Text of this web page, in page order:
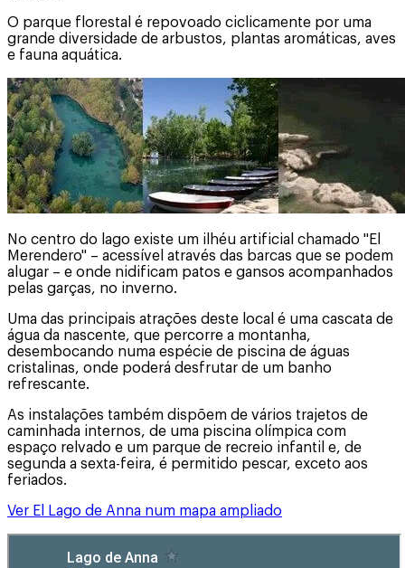
O parque florestal é repovoado ciclicamente por uma
grande diversidade de arbustos, plantas aromáticas, aves
e fauna aquática.
No centro do lago existe um ilhéu artificial chamado "El
Merendero" – acessível através das barcas que se podem
alugar – e onde nidificam patos e gansos acompanhados
pelas garças, no inverno.
Uma das principais atrações deste local é uma cascata de
água da nascente, que percorre a montanha,
desembocando numa espécie de piscina de águas
cristalinas, onde poderá desfrutar de um banho
refrescante.
As instalações também dispõem de vários trajetos de
caminhada internos, de uma piscina olímpica com
espaço relvado e um parque de recreio infantil e, de
segunda a sexta-feira, é permitido pescar, exceto aos
feriados.
Ver El Lago de Anna num mapa ampliado